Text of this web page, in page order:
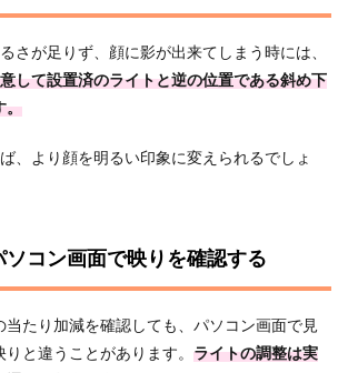
さが足りず、顔に影が出来てしまう時には、
して設置済のライトと逆の位置である斜め下
。
、より顔を明るい印象に変えられるでしょ
コン画面で映りを確認する
当たり加減を確認しても、パソコン画面で見
と違うことがあります。 ライトの調整は実